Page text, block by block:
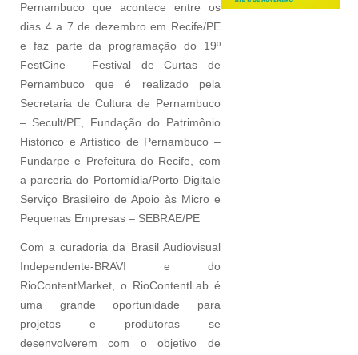
Pernambuco que acontece entre os
dias 4 a 7 de dezembro em Recife/PE
e faz parte da programação do 19º
FestCine – Festival de Curtas de
Pernambuco que é realizado pela
Secretaria de Cultura de Pernambuco
– Secult/PE, Fundação do Patrimônio
Histórico e Artístico de Pernambuco –
Fundarpe e Prefeitura do Recife, com
a parceria do Portomídia/Porto Digitale
Serviço Brasileiro de Apoio às Micro e
Pequenas Empresas – SEBRAE/PE
Com a curadoria da Brasil Audiovisual
Independente-BRAVI e do
RioContentMarket, o RioContentLab é
uma grande oportunidade para
projetos e produtoras se
desenvolverem com o objetivo de